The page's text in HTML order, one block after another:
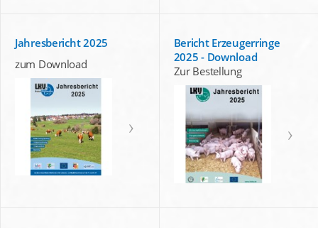
Jahresbericht 2025
zum Download
Bericht Erzeugerringe
2025 - Download
Zur Bestellung